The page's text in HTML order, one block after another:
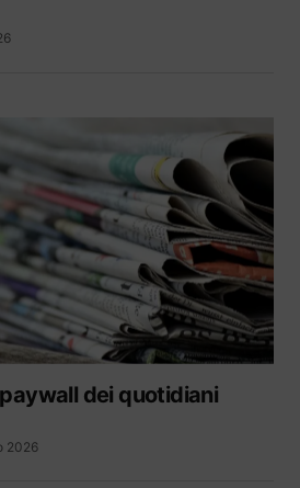
dei quotidiani
2026